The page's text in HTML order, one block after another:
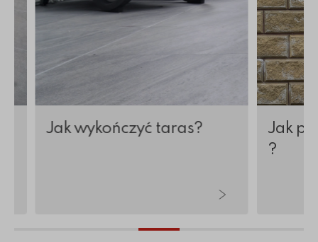
Jak wykończyć taras?
Jak
?